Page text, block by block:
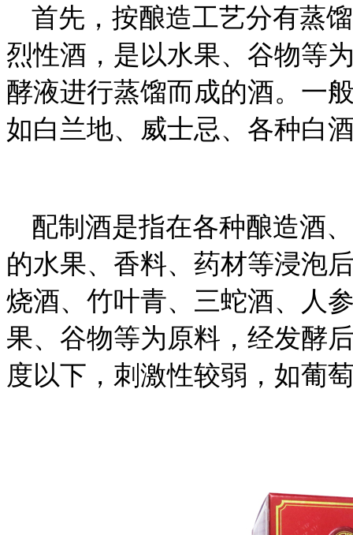
首先，按酿造工艺分有蒸
烈性酒，是以水果、谷物等
酵液进行蒸馏而成的酒。一
如白兰地、威士忌、各种白
配制酒是指在各种酿造酒
的水果、香料、药材等浸泡
烧酒、竹叶青、三蛇酒、人
果、谷物等为原料，经发酵
度以下，刺激性较弱，如葡